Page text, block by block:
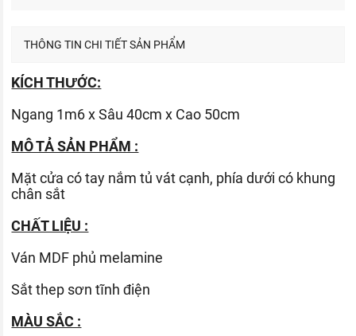
THÔNG TIN CHI TIẾT SẢN PHẨM
KÍCH THƯỚC:
Ngang 1m6 x Sâu 40cm x Cao 50cm
MÔ TẢ SẢN PHẨM :
Mặt cửa có tay nắm tủ vát cạnh, phía dưới có khung
chân sắt
CHẤT LIỆU :
Ván MDF phủ melamine
Sắt thep sơn tĩnh điện
MÀU SẮC :